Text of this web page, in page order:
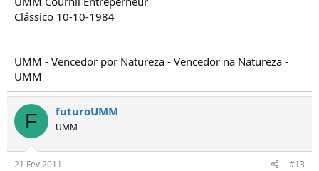
Clássico 10-10-1984
UMM - Vencedor por Natureza - Vencedor na Natureza -
UMM
F futuroUMM
UMM
21 Fev 2011 #13